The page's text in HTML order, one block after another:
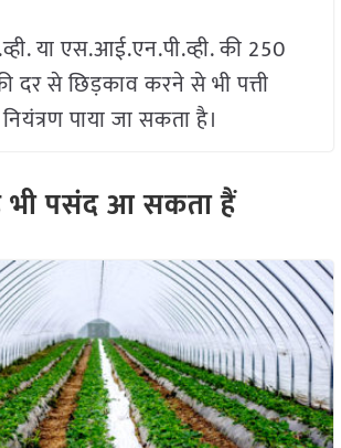
या एस.आई.एन.पी.व्ही. की 250
दर से छिड़काव करने से भी पत्ती
पाया जा सकता है।
पसंद आ सकता हैं